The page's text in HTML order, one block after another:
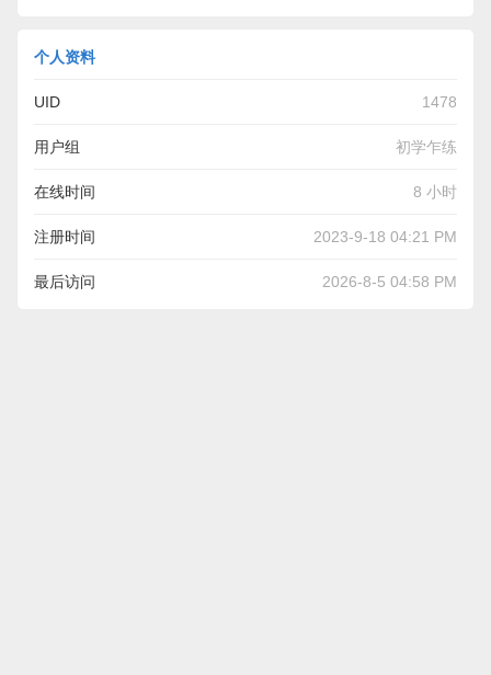
个人资料
UID 1478
用户组 初学乍练
在线时间 8 小时
注册时间 2023-9-18 04:21 PM
最后访问 2026-8-5 04:58 PM